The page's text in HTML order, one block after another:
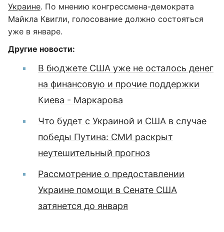
Украине. По мнению конгрессмена-демократа
Майкла Квигли, голосование должно состояться
уже в январе.
Другие новости:
В бюджете США уже не осталось денег
на финансовую и прочие поддержки
Киева - Маркарова
Что будет с Украиной и США в случае
победы Путина: СМИ раскрыт
неутешительный прогноз
Рассмотрение о предоставлении
Украине помощи в Сенате США
затянется до января